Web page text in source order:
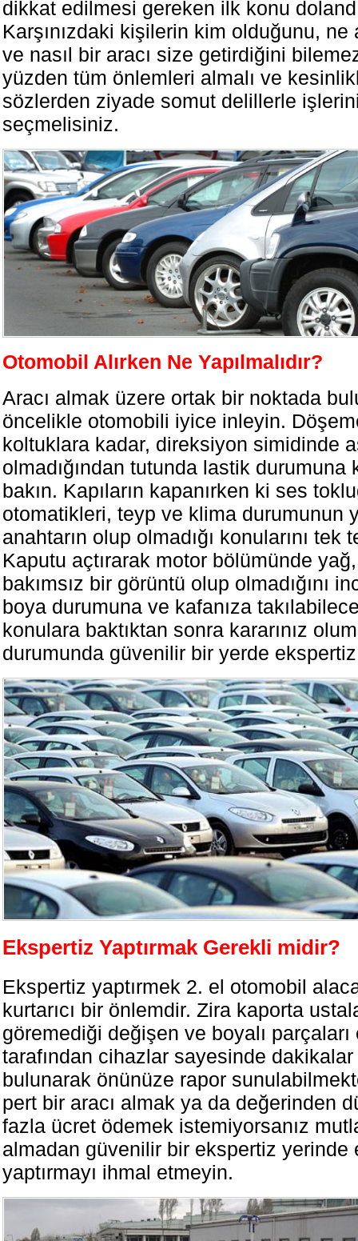
dikkat edilmesi gereken ilk konu
Karşınızdaki kişilerin kim olduğunu,
ve nasıl bir aracı size getirdiğini
yüzden tüm önlemleri almalı ve
sözlerden ziyade somut delillerle
seçmelisiniz.
Otomobil Alırken Ne Yapılmalıdır?
Aracı almak üzere ortak bir noktada
öncelikle otomobili iyice inleyin.
koltuklara kadar, direksiyon simidinde
olmadığından tutunda lastik durumuna
bakın. Kapıların kapanırken ki ses
otomatikleri, teyp ve klima durumunun
anahtarın olup olmadığı konularını tek
Kaputu açtırarak motor bölümünde yağ,
bakımsız bir görüntü olup olmadığını
boya durumuna ve kafanıza
konulara baktıktan sonra kararınız
durumunda güvenilir bir yerde ekspertiz
Ekspertiz Yaptırmak Gerekli midir?
Ekspertiz yaptırmek 2. el otomobil
kurtarıcı bir önlemdir. Zira kaporta
göremediği değişen ve boyalı
tarafından cihazlar sayesinde
bulunarak önünüze rapor
pert bir aracı almak ya da değerinden
fazla ücret ödemek istemiyorsanız
almadan güvenilir bir ekspertiz yerinde
yaptırmayı ihmal etmeyin.